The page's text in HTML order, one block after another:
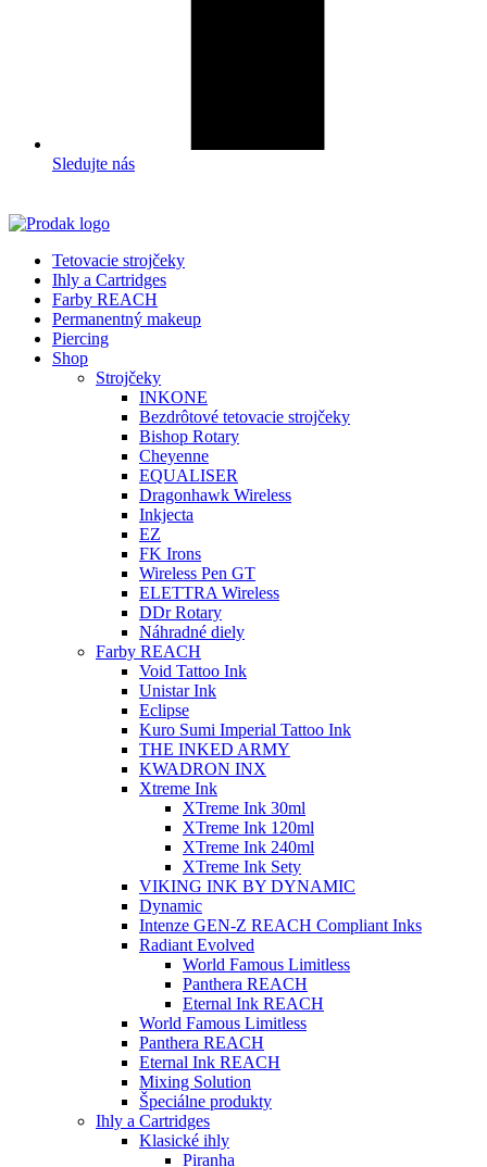
Sledujte nás
Tetovacie strojčeky
Ihly a Cartridges
Farby REACH
Permanentný makeup
Piercing
Shop
Strojčeky
INKONE
Bezdrôtové tetovacie strojčeky
Bishop Rotary
Cheyenne
EQUALISER
Dragonhawk Wireless
Inkjecta
EZ
FK Irons
Wireless Pen GT
ELETTRA Wireless
DDr Rotary
Náhradné diely
Farby REACH
Void Tattoo Ink
Unistar Ink
Eclipse
Kuro Sumi Imperial Tattoo Ink
THE INKED ARMY
KWADRON INX
Xtreme Ink
XTreme Ink 30ml
XTreme Ink 120ml
XTreme Ink 240ml
XTreme Ink Sety
VIKING INK BY DYNAMIC
Dynamic
Intenze GEN-Z REACH Compliant Inks
Radiant Evolved
World Famous Limitless
Panthera REACH
Eternal Ink REACH
World Famous Limitless
Panthera REACH
Eternal Ink REACH
Mixing Solution
Špeciálne produkty
Ihly a Cartridges
Klasické ihly
Piranha